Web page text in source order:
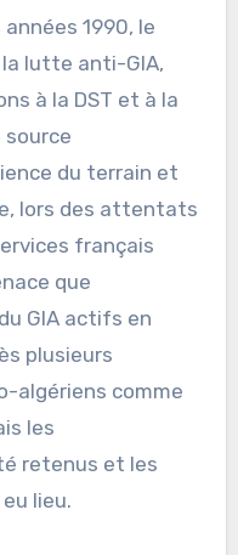
1990, le
la lutte anti-GIA,
à la DST et à la
source
du terrain et
lors des attentats
français
que
GIA actifs en
plusieurs
algériens comme
les
retenus et les
lieu.